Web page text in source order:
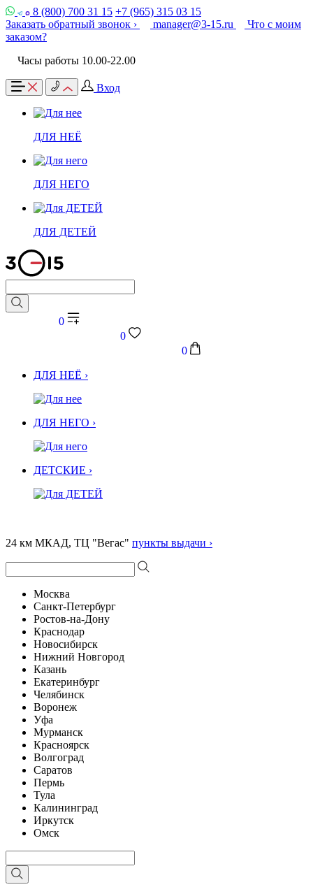
8 (800) 700 31 15 +7 (965) 315 03 15
Заказать обратный звонок ›
manager@3-15.ru
Что с моим
заказом?
Часы работы 10.00-22.00
Вход
ДЛЯ НЕЁ
ДЛЯ НЕГО
ДЛЯ ДЕТЕЙ
0
0
0
ДЛЯ НЕЁ ›
ДЛЯ НЕГО ›
ДЕТСКИЕ ›
24 км МКАД, ТЦ "Вегас" пункты выдачи ›
Москва
Санкт-Петербург
Ростов-на-Дону
Краснодар
Новосибирск
Нижний Новгород
Казань
Екатеринбург
Челябинск
Воронеж
Уфа
Мурманск
Красноярск
Волгоград
Саратов
Пермь
Тула
Калининград
Иркутск
Омск